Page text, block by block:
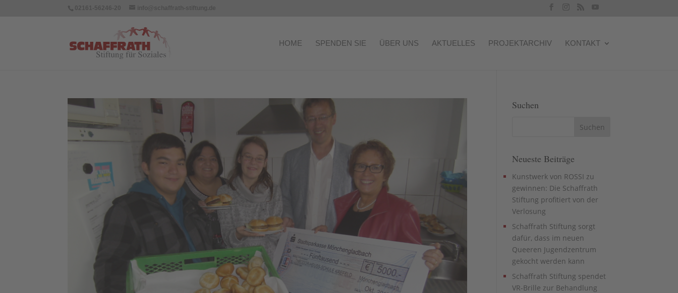
HOME SPENDEN SIE ÜBER UNS AKTUELLES PROJEKTARCHIV KONTAKT
Suchen
Neueste Beiträge
Kunstwerk von ROSSI zu
gewinnen: Die Schaffrath
Stiftung profitiert von der
Verlosung
Schaffrath Stiftung sorgt
dafür, dass im neuen
Queeren Jugendzentrum
gekocht werden kann
Schaffrath Stiftung spendet
VR-Brille zur Behandlung